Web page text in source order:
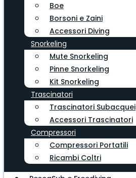
Boe
Borsoni e Zaini
Accessori Diving
Snorkeling
Mute Snorkeling
Pinne Snorkeling
Kit Snorkeling
Trascinatori
Trascinatori Subacquei
Accessori Trascinatori
Compressori
Compressori Portatili
Ricambi Coltri